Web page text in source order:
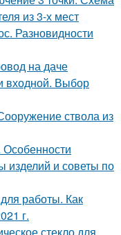
из 3-х мест
Разновидности
на даче
входной. Выбор
ствола из
изделий и советы по
работы. Как
г.